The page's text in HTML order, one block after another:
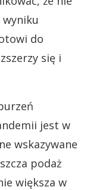
do
się i
jest w
wskazywane
podaż
większa w